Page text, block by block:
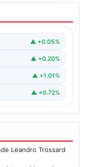
ve
Partisi (CHP)
▲ +0.05%
▲ +0.20%
▲ +1.01%
▲ +0.72%
Leandro Trossard